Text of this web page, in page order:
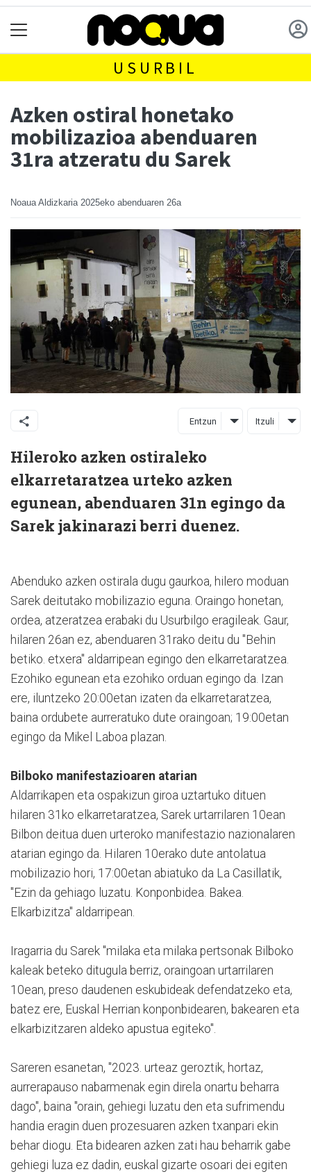
USURBIL
Azken ostiral honetako
mobilizazioa abenduaren
31ra atzeratu du Sarek
Noaua Aldizkaria 2025eko abenduaren 26a
Entzun Itzuli
Hileroko azken ostiraleko
elkarretaratzea urteko azken
egunean, abenduaren 31n egingo da
Sarek jakinarazi berri duenez.
Abenduko azken ostirala dugu gaurkoa, hilero moduan
Sarek deitutako mobilizazio eguna. Oraingo honetan,
ordea, atzeratzea erabaki du Usurbilgo eragileak. Gaur,
hilaren 26an ez, abenduaren 31rako deitu du "Behin
betiko. etxera" aldarripean egingo den elkarretaratzea.
Ezohiko egunean eta ezohiko orduan egingo da. Izan
ere, iluntzeko 20:00etan izaten da elkarretaratzea,
baina ordubete aurreratuko dute oraingoan; 19:00etan
egingo da Mikel Laboa plazan.
Bilboko manifestazioaren atarian
Aldarrikapen eta ospakizun giroa uztartuko dituen
hilaren 31ko elkarretaratzea, Sarek urtarrilaren 10ean
Bilbon deitua duen urteroko manifestazio nazionalaren
atarian egingo da. Hilaren 10erako dute antolatua
mobilizazio hori, 17:00etan abiatuko da La Casillatik,
"Ezin da gehiago luzatu. Konponbidea. Bakea.
Elkarbizitza" aldarripean.
Iragarria du Sarek "milaka eta milaka pertsonak Bilboko
kaleak beteko ditugula berriz, oraingoan urtarrilaren
10ean, preso daudenen eskubideak defendatzeko eta,
batez ere, Euskal Herrian konponbidearen, bakearen eta
elkarbizitzaren aldeko apustua egiteko".
Sareren esanetan, "2023. urteaz geroztik, hortaz,
aurrerapauso nabarmenak egin direla onartu beharra
dago", baina "orain, gehiegi luzatu den eta sufrimendu
handia eragin duen prozesuaren azken txanpari ekin
behar diogu. Eta bidearen azken zati hau beharrik gabe
gehiegi luza ez dadin, euskal gizarte osoari dei egiten